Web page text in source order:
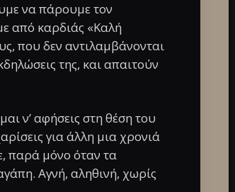
να πάρουμε τον
από καρδιάς «Καλή
που δεν αντιλαμβάνονται
της, και απαιτούν
ν’ αφήσεις στη θέση του
για άλλη μια χρονιά
παρά μόνο όταν τα
Αγνή, αληθινή, χωρίς